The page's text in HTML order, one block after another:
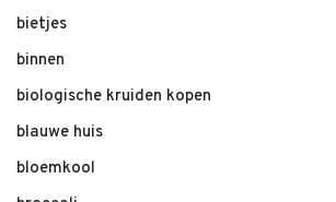
bietjes
binnen
biologische kruiden kopen
blauwe huis
bloemkool